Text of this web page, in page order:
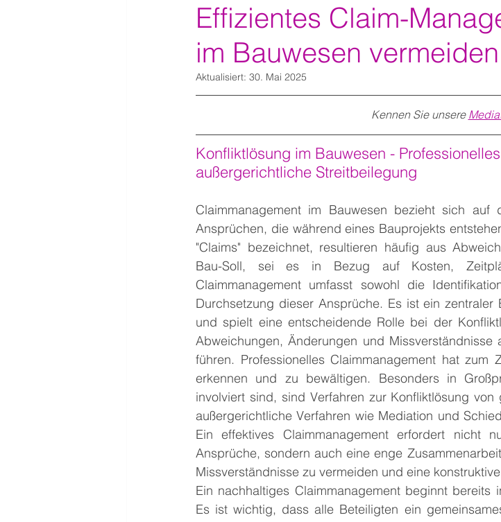
Effizientes Claim-
im Bauwesen
Aktualisiert: 30. Mai 2025
Kennen Sie unsere
Konfliktlösung im Bauwesen -
außergerichtliche Streitbeilegung
Claimmanagement im Bauwesen bezieht sich auf
Ansprüchen, die während eines Bauprojekts
"Claims" bezeichnet, resultieren häufig aus
Bau-Soll, sei es in Bezug auf Kosten,
Claimmanagement umfasst sowohl die
Durchsetzung dieser Ansprüche. Es ist ein zentraler
und spielt eine entscheidende Rolle bei der
Abweichungen, Änderungen und
führen. Professionelles Claimmanagement hat zum
erkennen und zu bewältigen. Besonders in
involviert sind, sind Verfahren zur Konfliktlösung
außergerichtliche Verfahren wie Mediation und
Ein effektives Claimmanagement erfordert nicht
Ansprüche, sondern auch eine enge
Missverständnisse zu vermeiden und eine
Ein nachhaltiges Claimmanagement beginnt bereits
Es ist wichtig, dass alle Beteiligten ein